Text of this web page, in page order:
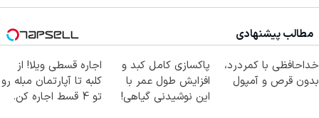
مطالب پیشنهادی
خداحافظی با کمردرد،
بدون قرص و آمپول
پاکسازی کامل کبد و
افزایش طول عمر با
این نوشیدنی گیاهی!
اجاره‌ قسطی ویلا! از
کلبه تا آپارتمان مبله رو
تو 4 قسط اجاره کن.